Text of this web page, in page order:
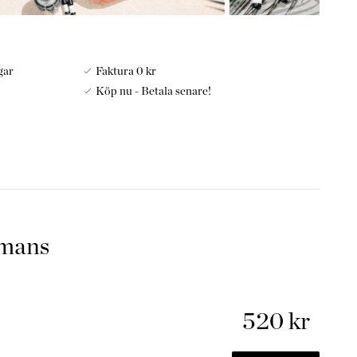
Faktura 0 kr
Köp nu - Betala senare!
för det växande behovet av ren och fräsch luft i dagens
noggrant innan användning.
520 kr